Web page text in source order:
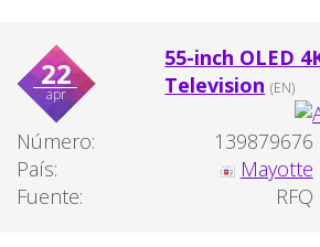
22
apr
55-inch OLED
Television (EN)
Número:
139879676
País:
Mayotte
Fuente:
RFQ